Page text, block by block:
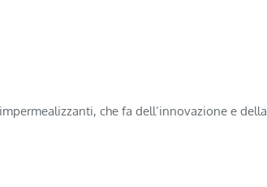
che fa dell’innovazione e della